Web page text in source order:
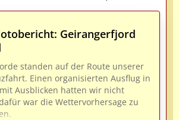
- 20.00 Uhr)
Uhr)
Uhr)
Uhr)
Geirangerfjord
standen auf der Route unserer
Einen organisierten Ausflug in
Ausblicken hatten wir nicht
war die Wettervorhersage zu